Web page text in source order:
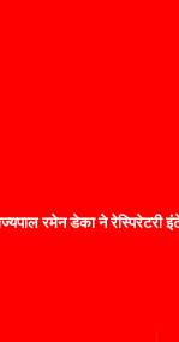
रमेन डेका ने रेस्पिरेटरी